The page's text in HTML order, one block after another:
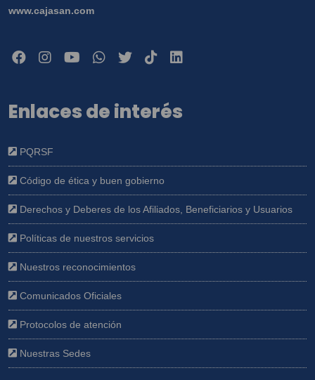
www.cajasan.com
Enlaces de interés
PQRSF
Código de ética y buen gobierno
Derechos y Deberes de los Afiliados, Beneficiarios y Usuarios
Políticas de nuestros servicios
Nuestros reconocimientos
Comunicados Oficiales
Protocolos de atención
Nuestras Sedes